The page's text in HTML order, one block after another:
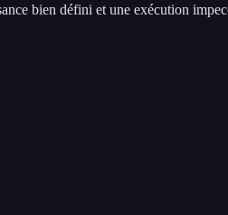
bien défini et une exécution